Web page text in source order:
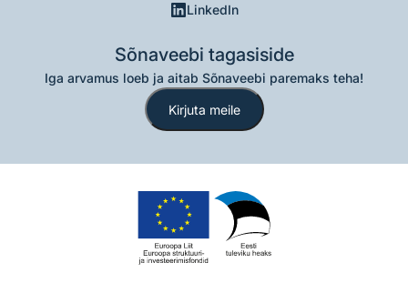
LinkedIn
Sõnaveebi tagasiside
Iga arvamus loeb ja aitab Sõnaveebi paremaks teha!
Kirjuta meile